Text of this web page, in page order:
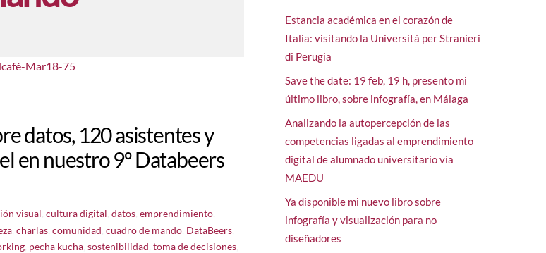
datos, 120 asistentes y
en nuestro 9º Databeers
visual ,cultura digital ,datos ,emprendimiento
,charlas ,comunidad ,cuadro de mando DataBeers
, pecha kucha, sostenibilidad toma de decisiones,
Estancia académica en el corazón de
Italia: visitando la Università per Stranieri
di Perugia
Save the date: 19 feb, 19 h, presento mi
último libro, sobre infografía, en Málaga
Analizando la autopercepción de las
competencias ligadas al emprendimiento
digital de alumnado universitario vía
MAEDU
Ya disponible mi nuevo libro sobre
infografía y visualización para no
diseñadores